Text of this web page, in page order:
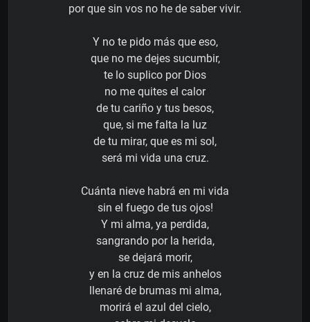
por que sin vos no he de saber vivir.
Y no te pido más que eso,
que no me dejes sucumbir,
te lo suplico por Dios
no me quites el calor
de tu cariño y tus besos,
que, si me falta la luz
de tu mirar, que es mi sol,
será mi vida una cruz.
Cuánta nieve habrá en mi vida
sin el fuego de tus ojos!
Y mi alma, ya perdida,
sangrando por la herida,
se dejará morir,
y en la cruz de mis anhelos
llenaré de brumas mi alma,
morirá el azul del cielo,